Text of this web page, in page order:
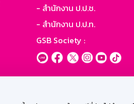
- สำนักงาน ป.ป.ช.
- สำนักงาน ป.ป.ท.
GSB Society :